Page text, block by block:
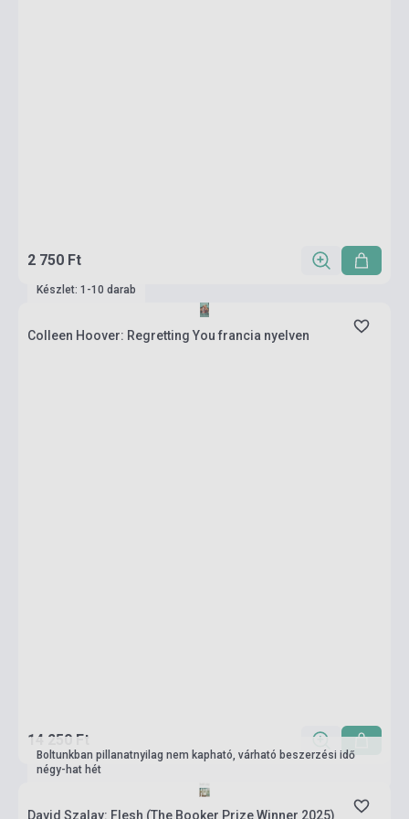
2 750 Ft
Készlet: 1-10 darab
Colleen Hoover: Regretting You francia nyelven
14 250 Ft
Boltunkban pillanatnyilag nem kapható, várható beszerzési idő
négy-hat hét
David Szalay: Flesh (The Booker Prize Winner 2025)